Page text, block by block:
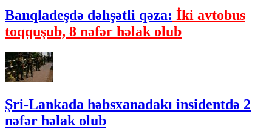
Banqladeşdə dəhşətli qəza: İki avtobus
toqquşub, 8 nəfər həlak olub
Şri-Lankada həbsxanadakı insidentdə 2
nəfər həlak olub